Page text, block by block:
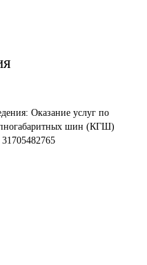
Оказание услуг по
шин (КГШ)
31705482765